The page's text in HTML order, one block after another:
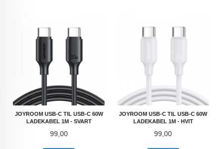
JOYROOM USB-C TIL USB-C 60W
LADEKABEL 1M - SVART
Pris
99,00
JOYROOM USB-C TIL USB-C 60W
LADEKABEL 1M - HVIT
Pris
99,00